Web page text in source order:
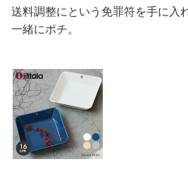
送料調整にという免罪符を手に入
一緒にポチ。